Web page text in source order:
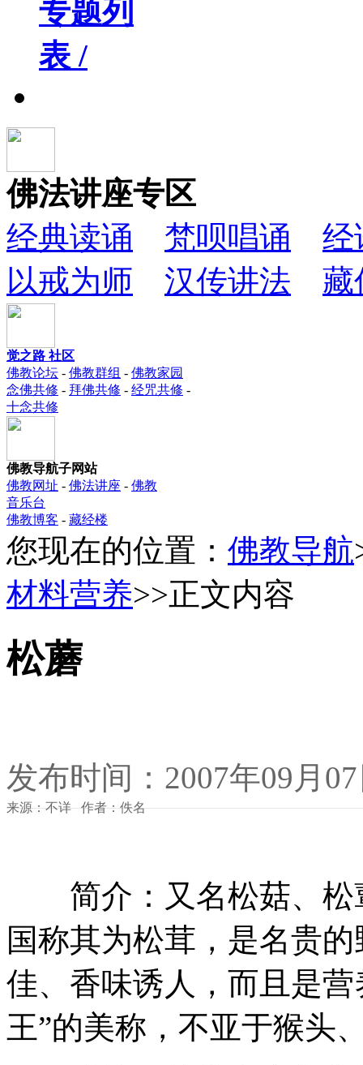
专题列
表 /
佛法讲座专区
经典读诵
梵呗唱诵
经
以戒为师
汉传讲法 藏
觉之路 社区
佛教论坛 - 佛教群组 - 佛教家园
念佛共修 - 拜佛共修 - 经咒共修 -
十念共修
佛教导航子网站
佛教网址 - 佛法讲座 - 佛教
音乐台
佛教博客 - 藏经楼
您现在的位置： 佛教导航
材料营养>>正文内容
松蘑
发布时间：2007年09月
来源：不详 作者：佚名
简介：又名松菇、松
国称其为松茸，是名贵
佳、香味诱人，而且是
王”的美称，不亚于猴头